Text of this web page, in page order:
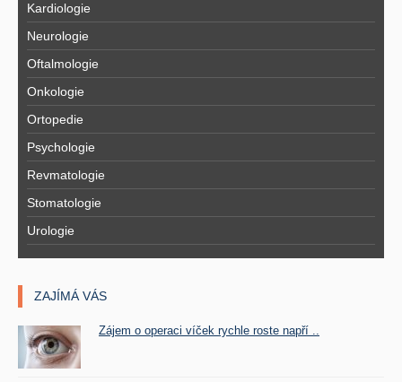
Kardiologie
Neurologie
Oftalmologie
Onkologie
Ortopedie
Psychologie
Revmatologie
Stomatologie
Urologie
ZAJÍMÁ VÁS
Zájem o operaci víček rychle roste napří ..